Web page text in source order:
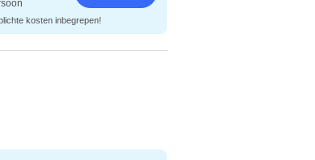
kosten inbegrepen!